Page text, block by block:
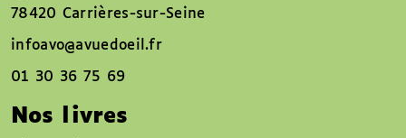
78420 Carrières-sur-Seine
infoavo@avuedoeil.fr
01 30 36 75 69
Nos livres